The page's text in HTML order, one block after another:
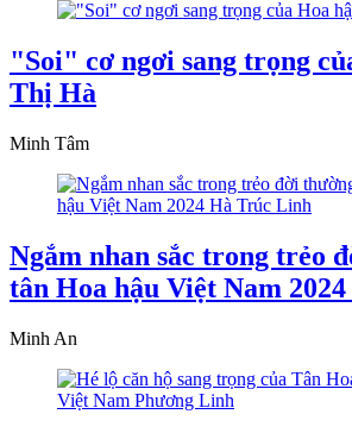
"Soi" cơ ngơi sang trọng
Thị Hà
Minh Tâm
Ngắm nhan sắc trong trẻo
tân Hoa hậu Việt Nam
Minh An